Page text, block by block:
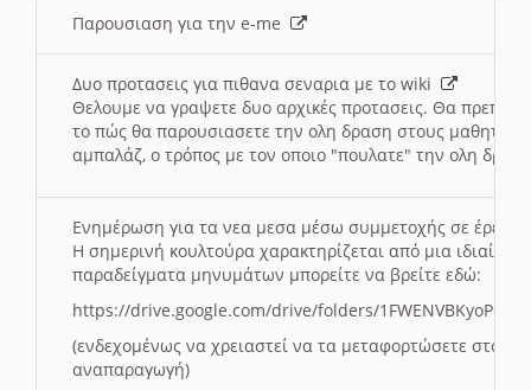
Παρουσιαση για την e-me
Δυο προτασεις για πιθανα σεναρια με το wiki
Θελουμε να γραψετε δυο αρχικές προτασεις. Θα πρεπει
το πώς θα παρουσιασετε την ολη δραση στους μαθητες
αμπαλάζ, ο τρόπος με τον οποιο "πουλατε" την ολη
Ενημέρωση για τα νεα μεσα μέσω συμμετοχής σε
Η σημερινή κουλτούρα χαρακτηρίζεται από μια
παραδείγματα μηνυμάτων μπορείτε να βρείτε εδώ:
https://drive.google.com/drive/folders/
(ενδεχομένως να χρειαστεί να τα μεταφορτώσετε στο
αναπαραγωγή)